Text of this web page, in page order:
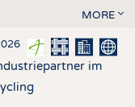
MORE
im